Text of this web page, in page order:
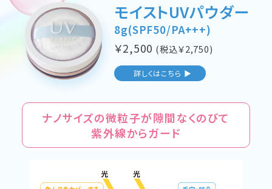
モイストUVパウダー
8g(SPF50/PA+++)
￥2,500 (税込￥2,750)
詳しくはこちら ▶
ナノサイズの微粒子が隙間なくのびて
紫外線からガード